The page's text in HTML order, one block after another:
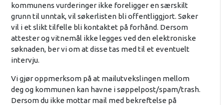
kommunens vurderinger ikke foreligger en særskilt
grunn til unntak, vil søkerlisten bli offentliggjort. Søker
vil i et slikt tilfelle bli kontaktet på forhånd. Dersom
attester og vitnemål ikke legges ved den elektroniske
søknaden, ber vi om at disse tas med til et eventuelt
intervju.
Vi gjør oppmerksom på at mailutvekslingen mellom
deg og kommunen kan havne i søppelpost/spam/trash.
Dersom du ikke mottar mail med bekreftelse på